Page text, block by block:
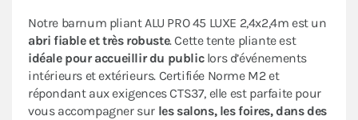
Notre barnum pliant ALU PRO 45 LUXE 2,4x2,4m est un
abri fiable et très robuste. Cette tente pliante est
idéale pour accueillir du publiclors d’événements
intérieurs et extérieurs. Certifiée Norme M2 et
répondant aux exigences CTS37, elle est parfaite pour
vous accompagner sur les salons, les foires, dans des